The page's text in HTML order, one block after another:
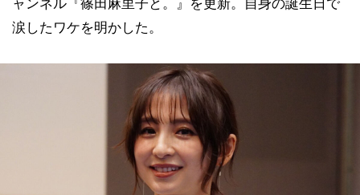
ャンネル『篠田麻里子と。』を更新。自身の誕生日で
涙したワケを明かした。